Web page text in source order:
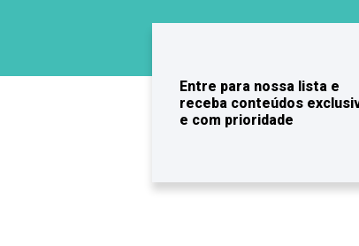
Entre para nossa lista e
receba conteúdos
e com prioridade